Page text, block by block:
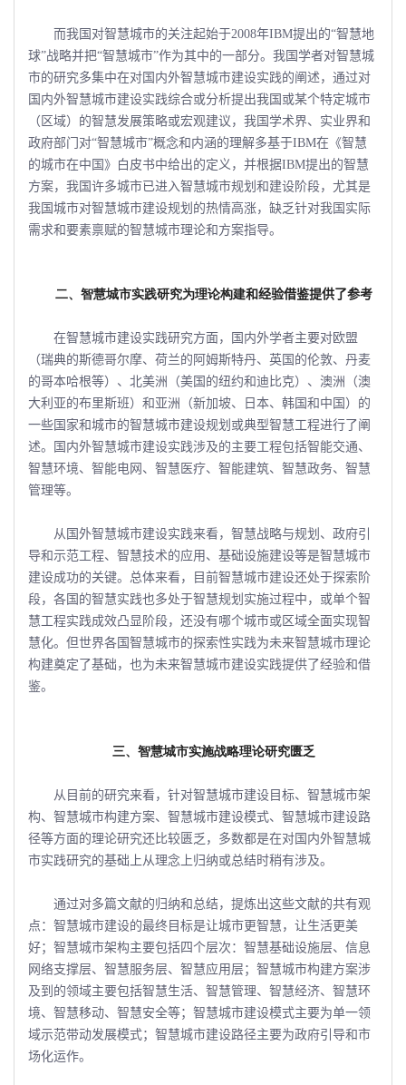
而我国对智慧城市的关注起始于2008年IBM提出的“智慧地
球”战略并把“智慧城市”作为其中的一部分。我国学者对智慧城
市的研究多集中在对国内外智慧城市建设实践的阐述，通过对
国内外智慧城市建设实践综合或分析提出我国或某个特定城市
（区域）的智慧发展策略或宏观建议，我国学术界、实业界和
政府部门对“智慧城市”概念和内涵的理解多基于IBM在《智慧
的城市在中国》白皮书中给出的定义，并根据IBM提出的智慧
方案，我国许多城市已进入智慧城市规划和建设阶段，尤其是
我国城市对智慧城市建设规划的热情高涨，缺乏针对我国实际
需求和要素禀赋的智慧城市理论和方案指导。
二、智慧城市实践研究为理论构建和经验借鉴提供了参考
在智慧城市建设实践研究方面，国内外学者主要对欧盟
（瑞典的斯德哥尔摩、荷兰的阿姆斯特丹、英国的伦敦、丹麦
的哥本哈根等）、北美洲（美国的纽约和迪比克）、澳洲（澳
大利亚的布里斯班）和亚洲（新加坡、日本、韩国和中国）的
一些国家和城市的智慧城市建设规划或典型智慧工程进行了阐
述。国内外智慧城市建设实践涉及的主要工程包括智能交通、
智慧环境、智能电网、智慧医疗、智能建筑、智慧政务、智慧
管理等。
从国外智慧城市建设实践来看，智慧战略与规划、政府引
导和示范工程、智慧技术的应用、基础设施建设等是智慧城市
建设成功的关键。总体来看，目前智慧城市建设还处于探索阶
段，各国的智慧实践也多处于智慧规划实施过程中，或单个智
慧工程实践成效凸显阶段，还没有哪个城市或区域全面实现智
慧化。但世界各国智慧城市的探索性实践为未来智慧城市理论
构建奠定了基础，也为未来智慧城市建设实践提供了经验和借
鉴。
三、智慧城市实施战略理论研究匮乏
从目前的研究来看，针对智慧城市建设目标、智慧城市架
构、智慧城市构建方案、智慧城市建设模式、智慧城市建设路
径等方面的理论研究还比较匮乏，多数都是在对国内外智慧城
市实践研究的基础上从理念上归纳或总结时稍有涉及。
通过对多篇文献的归纳和总结，提炼出这些文献的共有观
点：智慧城市建设的最终目标是让城市更智慧，让生活更美
好；智慧城市架构主要包括四个层次：智慧基础设施层、信息
网络支撑层、智慧服务层、智慧应用层；智慧城市构建方案涉
及到的领域主要包括智慧生活、智慧管理、智慧经济、智慧环
境、智慧移动、智慧安全等；智慧城市建设模式主要为单一领
域示范带动发展模式；智慧城市建设路径主要为政府引导和市
场化运作。